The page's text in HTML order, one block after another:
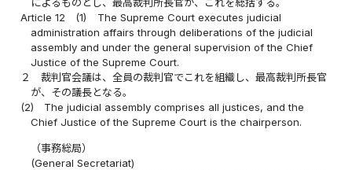
によるものとし、最高裁判所長官が、これを総括する。
Article 12
(1)
The Supreme Court executes judicial
administration affairs through deliberations of the judicial
assembly and under the general supervision of the Chief
Justice of the Supreme Court.
２
裁判官会議は、全員の裁判官でこれを組織し、最高裁判所長官
が、その議長となる。
(2)
The judicial assembly comprises all justices, and the
Chief Justice of the Supreme Court is the chairperson.
（事務総局）
(General Secretariat)